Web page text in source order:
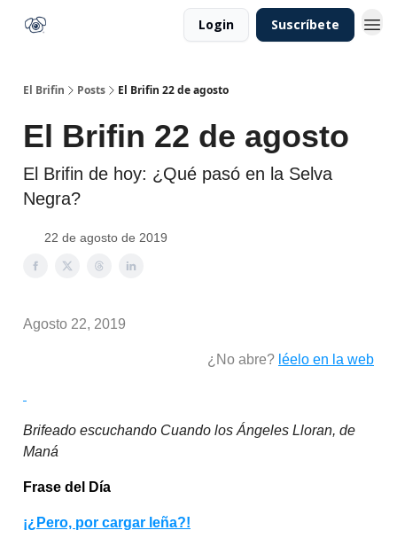
Login Suscríbete
El Brifin Posts El Brifin 22 de agosto
El Brifin 22 de agosto
El Brifin de hoy: ¿Qué pasó en la Selva
Negra?
22 de agosto de 2019
Agosto 22, 2019
¿No abre? léelo en la web
Brifeado escuchando Cuando los Ángeles Lloran, de
Maná
Frase del Día
¡¿Pero, por cargar leña?!